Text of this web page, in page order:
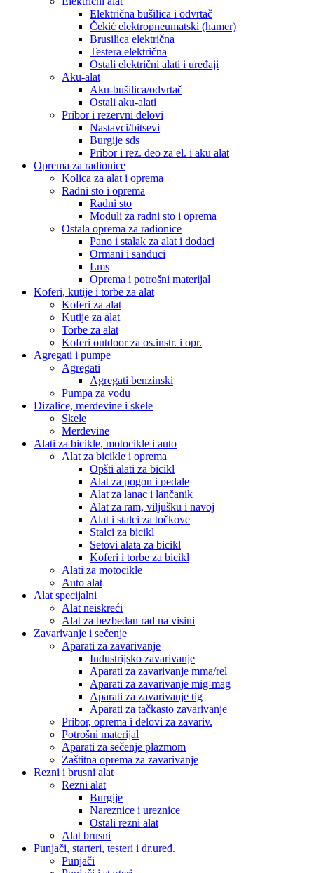
Električna bušilica i odvrtač
Čekić elektropneumatski (hamer)
Brusilica električna
Testera električna
Ostali električni alati i uređaji
Aku-alat
Aku-bušilica/odvrtač
Ostali aku-alati
Pribor i rezervni delovi
Nastavci/bitsevi
Burgije sds
Pribor i rez. deo za el. i aku alat
Oprema za radionice
Kolica za alat i oprema
Radni sto i oprema
Radni sto
Moduli za radni sto i oprema
Ostala oprema za radionice
Pano i stalak za alat i dodaci
Ormani i sanduci
Lms
Oprema i potrošni materijal
Koferi, kutije i torbe za alat
Koferi za alat
Kutije za alat
Torbe za alat
Koferi outdoor za os.instr. i opr.
Agregati i pumpe
Agregati
Agregati benzinski
Pumpa za vodu
Dizalice, merdevine i skele
Skele
Merdevine
Alati za bicikle, motocikle i auto
Alat za bicikle i oprema
Opšti alati za bicikl
Alat za pogon i pedale
Alat za lanac i lančanik
Alat za ram, viljušku i navoj
Alat i stalci za točkove
Stalci za bicikl
Setovi alata za bicikl
Koferi i torbe za bicikl
Alati za motocikle
Auto alat
Alat specijalni
Alat neiskreći
Alat za bezbedan rad na visini
Zavarivanje i sečenje
Aparati za zavarivanje
Industrijsko zavarivanje
Aparati za zavarivanje mma/rel
Aparati za zavarivanje mig-mag
Aparati za zavarivanje tig
Aparati za tačkasto zavarivanje
Pribor, oprema i delovi za zavariv.
Potrošni materijal
Aparati za sečenje plazmom
Zaštitna oprema za zavarivanje
Rezni i brusni alat
Rezni alat
Burgije
Nareznice i ureznice
Ostali rezni alat
Alat brusni
Punjači, starteri, testeri i dr.uređ.
Punjači